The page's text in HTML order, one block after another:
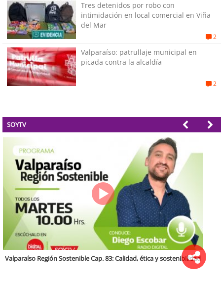
Tres detenidos por robo con
intimidación en local comercial en Viña
del Mar
2
Valparaíso: patrullaje municipal en
picada contra la alcaldía
2
SOYTV
Antofagasta Región Sostenible Cap.2: Educación ambiental y formación